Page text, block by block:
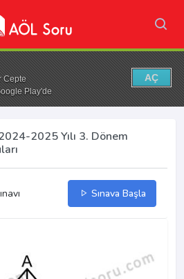
Cepte
Play'de
AÇ
2025 Yılı 3. Dönem
Sınava Başla